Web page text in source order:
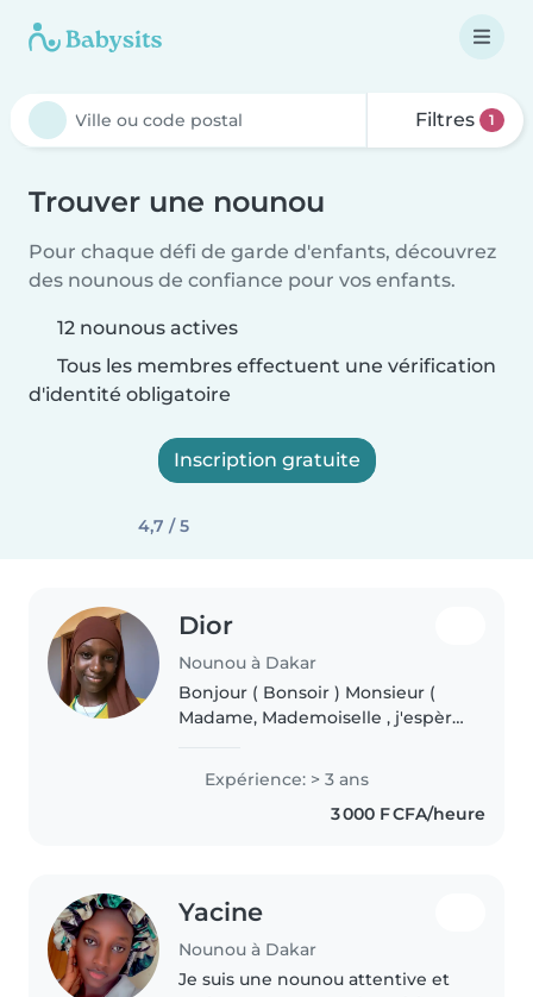
Filtres 1
Trouver une nounou
Pour chaque défi de garde d'enfants, découvrez
des nounous de confiance pour vos enfants.
12 nounous actives
Tous les membres effectuent une vérification
d'identité obligatoire
Inscription gratuite
4,7 / 5
Dior
Nounou à Dakar
Bonjour ( Bonsoir ) Monsieur (
Madame, Mademoiselle , j'espère
Je me nomme Dior Anne , j'ai 21
ans , je suis étudiante en
première année et j'ai terminé..
Expérience: > 3 ans
3 000 F CFA/heure
Yacine
Nounou à Dakar
Je suis une nounou attentive et